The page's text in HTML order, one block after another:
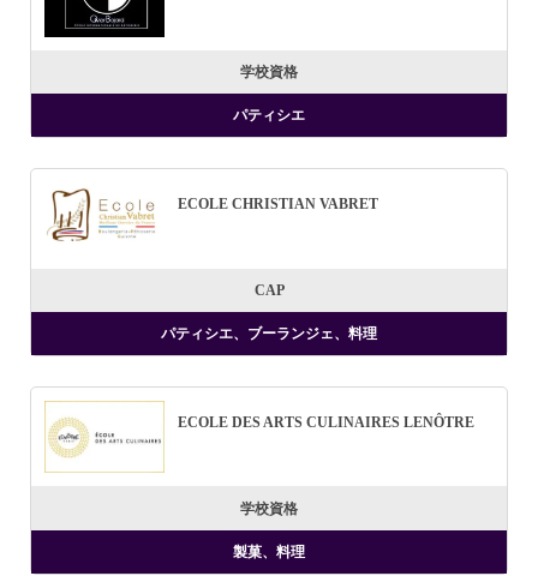
学校資格
パティシエ
ECOLE CHRISTIAN VABRET
CAP
パティシエ、ブーランジェ、料理
ECOLE DES ARTS CULINAIRES LENÔTRE
学校資格
製菓、料理